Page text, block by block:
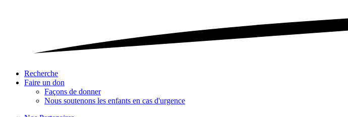
Recherche
Faire un don
Façons de donner
Nous soutenons les enfants en cas d'urgence